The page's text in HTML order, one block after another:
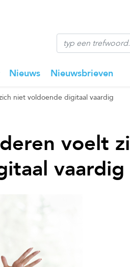
Nieuws Nieuwsbrieven
niet voldoende digitaal vaardig
voelt
vaardig